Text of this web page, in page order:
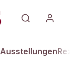
Ausstellungen